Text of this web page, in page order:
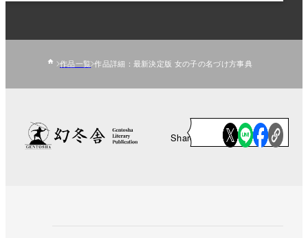
作品一覧 作品詳細：最新決定版 女の子の名づけ方事典
Share